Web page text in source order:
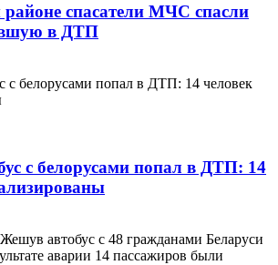
спасатели МЧС спасли
в ДТП
с белорусами попал в ДТП: 14
автобус с 48 гражданами Беларуси
аварии 14 пассажиров были